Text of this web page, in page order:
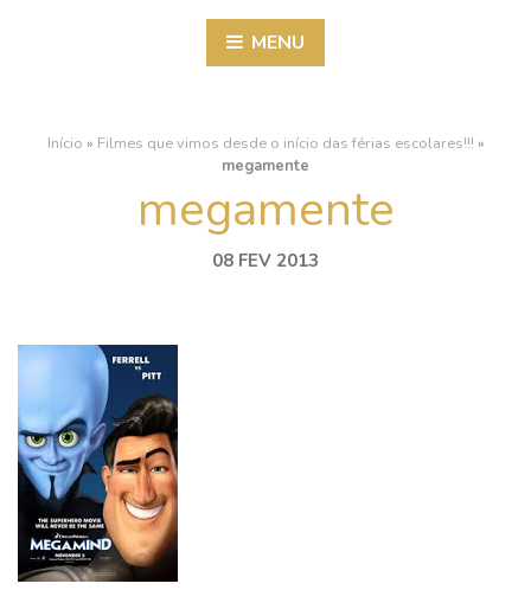
MENU
Início » Filmes que vimos desde o início das férias escolares!!! »
megamente
megamente
08 FEV 2013